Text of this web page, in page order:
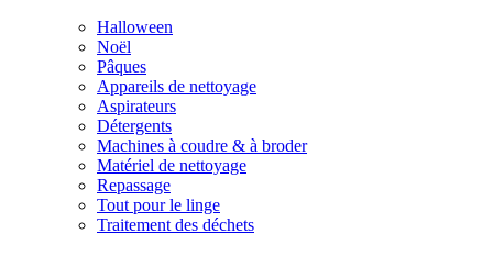
Halloween
Noël
Pâques
Appareils de nettoyage
Aspirateurs
Détergents
Machines à coudre & à broder
Matériel de nettoyage
Repassage
Tout pour le linge
Traitement des déchets